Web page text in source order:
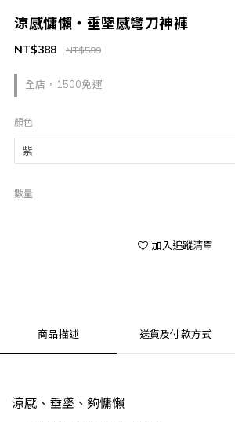
涼感慵懶・垂墜感彎刀神褲
全店，1500免運
NT$599
NT$388
顏色
數量
加入追蹤清單
商品描述 送貨及付款方式
涼感、垂墜、夠慵懶